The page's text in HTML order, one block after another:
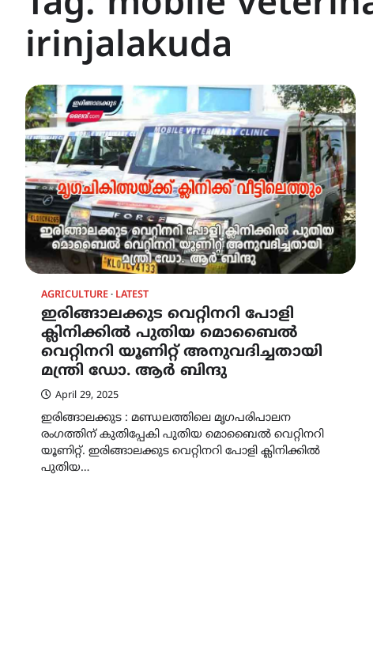
irinjalakuda
AGRICULTURE LATEST
ഇരിങ്ങാലക്കുട വെറ്റിനറി പോളി
ക്ലിനിക്കിൽ പുതിയ മൊബൈൽ
വെറ്റിനറി യൂണിറ്റ് അനുവദിച്ചതായി
മന്ത്രി ഡോ. ആർ ബിന്ദു
April 29, 2025
ഇരിങ്ങാലക്കുട : മണ്ഡലത്തിലെ മൃഗപരിപാലന
രംഗത്തിന് കുതിപ്പേകി പുതിയ മൊബൈൽ വെറ്റിനറി
യൂണിറ്റ്. ഇരിങ്ങാലക്കുട വെറ്റിനറി പോളി ക്ലിനിക്കിൽ
പുതിയ…